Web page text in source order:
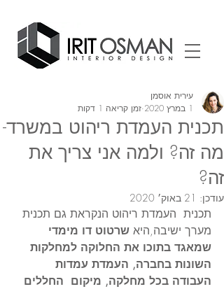
תכנית העמדת ריהוט במשרד-
מה זה? ולמה אני צריך את
זה?
עירית אוסמן
1 במרץ 2020
זמן קריאה 1 דקות
עודכן: 21 באוק׳ 2020
תכנית  העמדת ריהוט הנקראת גם תכנית
מערך ישיבה,היא שרטוט דו מימדי
שמאגד בתוכו את החלוקה למחלקות
השונות בחברה, העמדת עמדות
העבודה בכל מחלקה, מיקום  החללים